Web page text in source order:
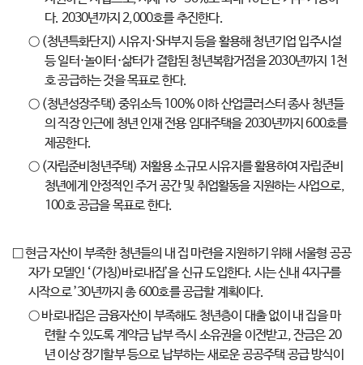
다. 2030년까지 2,000호를 추진한다.
○ (청년특화단지) 시유지·SH부지 등을 활용해 청년기업 입주시설
등 일터·놀이터·삶터가 결합된 청년복합거점을 2030년까지 1천
호 공급하는 것을 목표로 한다.
○ (청년성장주택) 중위소득 100% 이하 산업클러스터 종사 청년들
의 직장 인근에 청년 인재 전용 임대주택을 2030년까지 600호를
제공한다.
○ (자립준비청년주택) 저활용 소규모 시유지를 활용하여 자립준비
청년에게 안정적인 주거 공간 및 취업활동을 지원하는 사업으로,
100호 공급을 목표로 한다.
□ 현금 자산이 부족한 청년들의 내 집 마련을 지원하기 위해 서울형 공공
자가 모델인 ‘(가칭)바로내집’을 신규 도입한다. 시는 신내 4지구를
시작으로 ’30년까지 총 600호를 공급할 계획이다.
○ 바로내집은 금융자산이 부족해도 청년층이 대출 없이 내 집을 마
련할 수 있도록 계약금 납부 즉시 소유권을 이전받고, 잔금은 20
년 이상 장기할부 등으로 납부하는 새로운 공공주택 공급 방식이